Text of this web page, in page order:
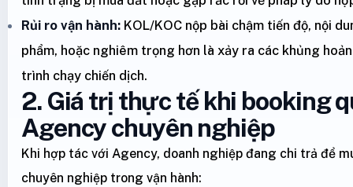
Rủi ro vận hành: KOL/KOC nộp bài chậm tiến độ, nội
phẩm, hoặc nghiêm trọng hơn là xảy ra các khủng
trình chạy chiến dịch.
2. Giá trị thực tế khi booking
Agency chuyên nghiệp
Khi hợp tác với Agency, doanh nghiệp đang chi trả để
chuyên nghiệp trong vận hành: